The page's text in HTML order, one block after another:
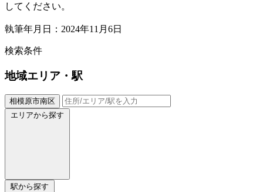
してください。
執筆年月日：2024年11月6日
検索条件
地域エリア・駅
相模原市南区
エリアから探す
駅から探す